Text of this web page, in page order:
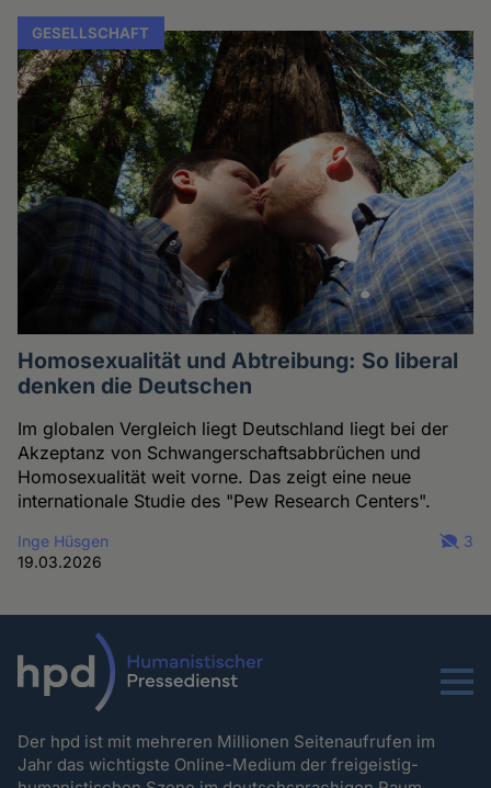
GESELLSCHAFT
Homosexualität und Abtreibung: So liberal
denken die Deutschen
Im globalen Vergleich liegt Deutschland liegt bei der
Akzeptanz von Schwangerschaftsabbrüchen und
Homosexualität weit vorne. Das zeigt eine neue
internationale Studie des "Pew Research Centers".
Inge Hüsgen
19.03.2026
3
Menu
Der hpd ist mit mehreren Millionen Seitenaufrufen im
Jahr das wichtigste Online-Medium der freigeistig-